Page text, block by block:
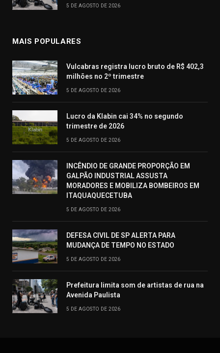
5 DE AGOSTO DE 2026
MAIS POPULARES
Vulcabras registra lucro bruto de R$ 402,3
milhões no 2º trimestre
5 DE AGOSTO DE 2026
Lucro da Klabin cai 34% no segundo
trimestre de 2026
5 DE AGOSTO DE 2026
INCÊNDIO DE GRANDE PROPORÇÃO EM
GALPÃO INDUSTRIAL ASSUSTA
MORADORES E MOBILIZA BOMBEIROS EM
ITAQUAQUECETUBA
5 DE AGOSTO DE 2026
DEFESA CIVIL DE SP ALERTA PARA
MUDANÇA DE TEMPO NO ESTADO
5 DE AGOSTO DE 2026
Prefeitura limita som de artistas de rua na
Avenida Paulista
5 DE AGOSTO DE 2026